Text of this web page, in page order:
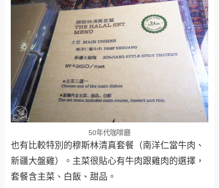
50年代咖啡廳
也有比較特別的穆斯林清真套餐（南洋仁當牛肉、
新疆大盤雞）。主菜很貼心有牛肉跟雞肉的選擇，
套餐含主菜、白飯、甜品。